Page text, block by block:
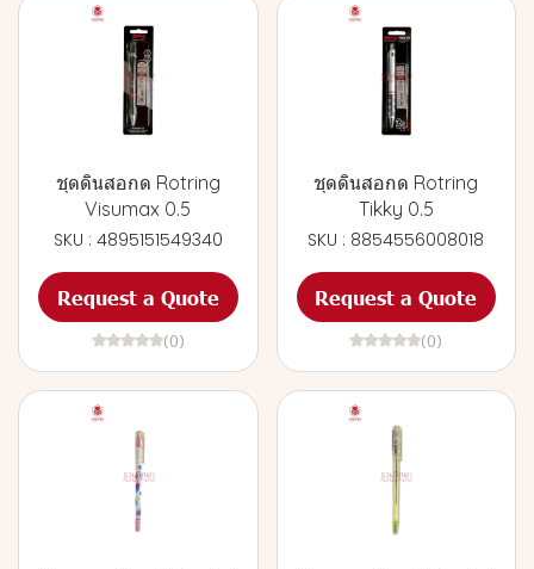
ชุดดินสอกด Rotring
Visumax 0.5
SKU : 4895151549340
Request a Quote
(0)
ชุดดินสอกด Rotring
Tikky 0.5
SKU : 8854556008018
Request a Quote
(0)